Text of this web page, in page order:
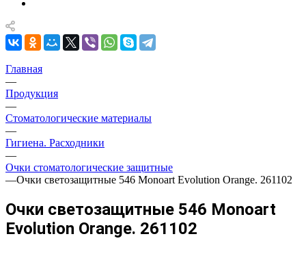
Главная
—
Продукция
—
Стоматологические материалы
—
Гигиена. Расходники
—
Очки стоматологические защитные
—Очки светозащитные 546 Monoart Evolution Orange. 261102
Очки светозащитные 546 Monoart
Evolution Orange. 261102